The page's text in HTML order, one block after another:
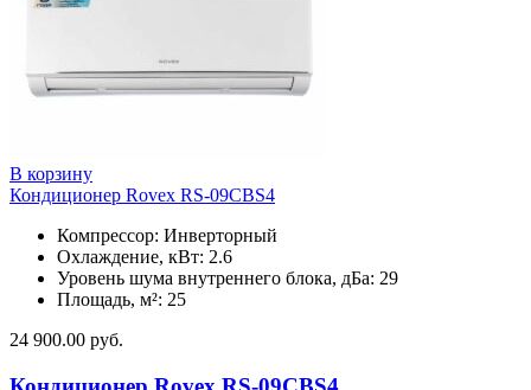
В корзину
Кондиционер Rovex RS-09CBS4
Компрессор: Инверторный
Охлаждение, кВт: 2.6
Уровень шума внутреннего блока, дБа: 29
Площадь, м²: 25
24 900.00 руб.